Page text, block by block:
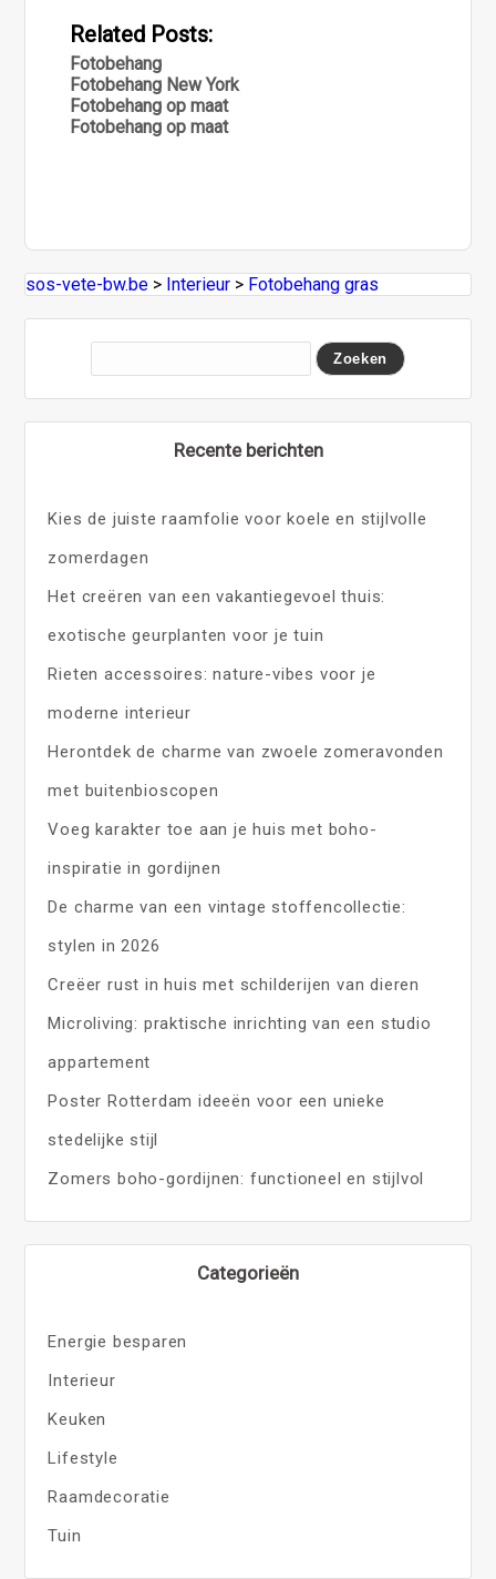
Related Posts:
Fotobehang
Fotobehang New York
Fotobehang op maat
Fotobehang op maat
sos-vete-bw.be > Interieur > Fotobehang gras
Recente berichten
Kies de juiste raamfolie voor koele en stijlvolle
zomerdagen
Het creëren van een vakantiegevoel thuis:
exotische geurplanten voor je tuin
Rieten accessoires: nature-vibes voor je
moderne interieur
Herontdek de charme van zwoele zomeravonden
met buitenbioscopen
Voeg karakter toe aan je huis met boho-
inspiratie in gordijnen
De charme van een vintage stoffencollectie:
stylen in 2026
Creëer rust in huis met schilderijen van dieren
Microliving: praktische inrichting van een studio
appartement
Poster Rotterdam ideeën voor een unieke
stedelijke stijl
Zomers boho-gordijnen: functioneel en stijlvol
Categorieën
Energie besparen
Interieur
Keuken
Lifestyle
Raamdecoratie
Tuin